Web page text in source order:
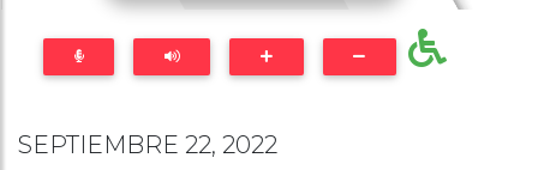
SEPTIEMBRE 22, 2022